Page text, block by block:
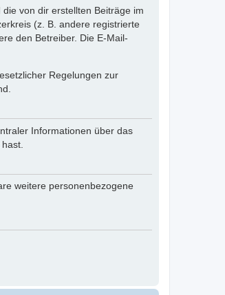
von dir erstellten Beiträge im
(z. B. andere registrierte
den Betreiber. Die E-Mail-
Regelungen zur
Informationen über das
weitere personenbezogene